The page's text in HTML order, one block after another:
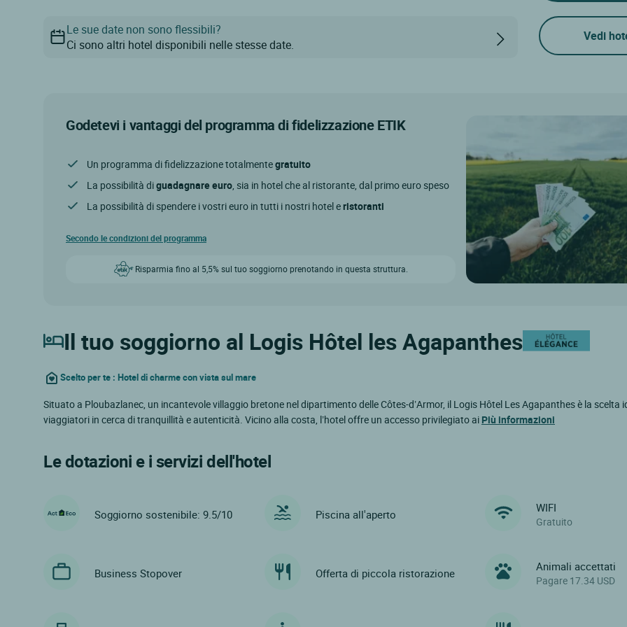
Le sue date non sono flessibili?
Ci sono altri hotel disponibili nelle stesse date.
Vedi
Godetevi i vantaggi del programma di fidelizzazione ETIK
Un programma di fidelizzazione totalmentegratuito
La possibilità diguadagnare euro, sia in hotel che al ristorante, dal primo euro speso
La possibilità di spendere i vostri euro in tutti i nostri hotel eristoranti
Secondo le condizioni del programma
Risparmia fino al 5,5% sul tuo soggiorno prenotando in questa struttura.
Il tuo soggiorno al Logis Hôtel les Agapanthes
Scelto per te : Hotel di charme con vista sul mare
Situato a Ploubazlanec, un incantevole villaggio bretone nel dipartimento delle Côtes-d’Armor, il Logis Hôtel Les Agapanthes è la scelta
viaggiatori in cerca di tranquillità e autenticità. Vicino alla costa, l’hotel offre un accesso privilegiato ai Più informazioni
Le dotazioni e i servizi dell'hotel
Soggiorno sostenibile: 9.5/10 Piscina all'aperto WIFI
Gratuito
Business Stopover Offerta di piccola ristorazione Animali accettati
Pagare 17.34 USD